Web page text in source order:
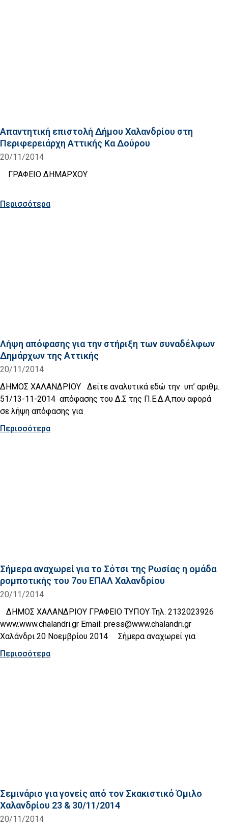
Απαντητική επιστολή Δήμου Χαλανδρίου στη
Περιφερειάρχη Αττικής Κα Δούρου
20/11/2014
ΓΡΑΦΕΙΟ ΔΗΜΑΡΧΟΥ
Περισσότερα
Λήψη απόφασης για την στήριξη των συναδέλφων
Δημάρχων της Αττικής
20/11/2014
ΔΗΜΟΣ ΧΑΛΑΝΔΡΙΟΥ Δείτε αναλυτικά εδώ την υπ’ αριθμ.
51/13-11-2014 απόφασης του Δ.Σ της Π.Ε.Δ.Α,που αφορά
σε λήψη απόφασης για
Περισσότερα
Σήμερα αναχωρεί για το Σότσι της Ρωσίας η ομάδα
ρομποτικής του 7ου ΕΠΑΛ Χαλανδρίου
20/11/2014
ΔΗΜΟΣ ΧΑΛΑΝΔΡΙΟΥ ΓΡΑΦΕΙΟ ΤΥΠΟΥ Τηλ. 2132023926
www.www.chalandri.gr Email: press@www.chalandri.gr
Χαλάνδρι 20 Νοεμβρίου 2014 Σήμερα αναχωρεί για
Περισσότερα
Σεμινάριο για γονείς από τον Σκακιστικό Όμιλο
Χαλανδρίου 23 & 30/11/2014
20/11/2014